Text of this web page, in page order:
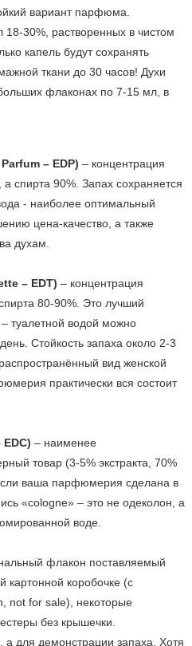
вариант парфюма.
30%, растворенных в чистом
капель будут сохранять
ткани до 30 часов! Духи
флаконах по 7-15 мл, в
– EDP) – концентрация
спирта 90%. Запах сохраняется
- наиболее оптимальный
цена-качество, а также
духам.
– EDT) – концентрация
80-90%. Это лучший
туалетной водой можно
Стойкость запаха около 2-3
вид женской
практически вся состоит
– наименее
товар (3-5% экстракта, 70%
ваша парфюмерия сделана в
«cologne» – это не одеколон, а
воде.
флакон поставляемый
картонной коробочке (с
not for sale), некоторые
без крышечки.
а для демонстрации запаха. Хотя